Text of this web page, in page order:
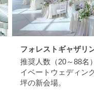
フォレストギャザリ
推奨人数（20～88名
イベートウェディン
坪の新会場。